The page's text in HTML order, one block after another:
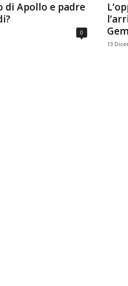
a
di Apollo e padre
0
13